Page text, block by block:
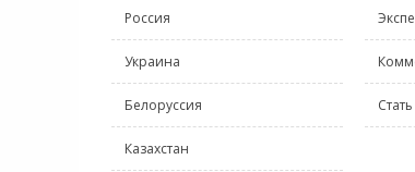
Россия
Украина
Белоруссия
Казахстан